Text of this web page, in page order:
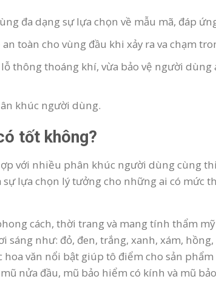
đa dạng sự lựa chọn về mẫu mã, đáp
toàn cho vùng đầu khi xảy ra va chạm
thông thoáng khí, vừa bảo vệ người
khúc người dùng.
tốt không?
với nhiều phân khúc người dùng cùng
lựa chọn lý tưởng cho những ai có mức
cách, thời trang và mang tính thẩm mỹ
sáng như: đỏ, đen, trắng, xanh, xám,
văn nổi bật giúp tô điểm cho sản
nửa đầu, mũ bảo hiểm có kính và mũ